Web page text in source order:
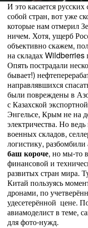
И это касается
собой стран, вот уже
которые нам отмерил
ничем. Хотя, ущерб
объективно скажем,
на складах
Опять пострадали
бывает!)
направлявшихся
были повреждены в
с Казахской
Энгельсе, Крым не на
электричества. Но
военных складов,
логистику,
баш короче, но мы-то
финансовой и
развитых стран мира.
Китай пользуясь
дронами, по
удесетерённой цене.
авиамоделист в теме,
для фото-нужд.